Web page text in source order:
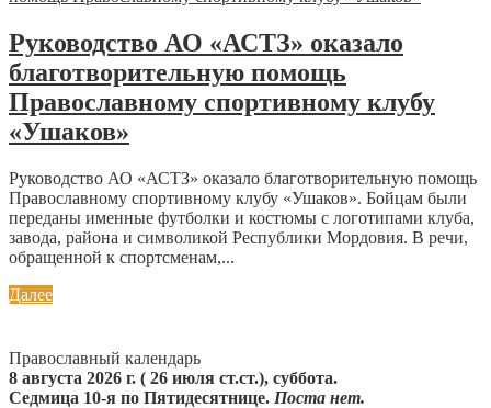
Руководство АО «АСТЗ» оказало
благотворительную помощь
Православному спортивному клубу
«Ушаков»
Руководство АО «АСТЗ» оказало благотворительную помощь
Православному спортивному клубу «Ушаков». Бойцам были
переданы именные футболки и костюмы с логотипами клуба,
завода, района и символикой Республики Мордовия. В речи,
обращенной к спортсменам,...
Далее
Православный календарь
8 августа 2026 г. ( 26 июля ст.ст.), суббота.
Седмица 10-я по Пятидесятнице. Поста нет.